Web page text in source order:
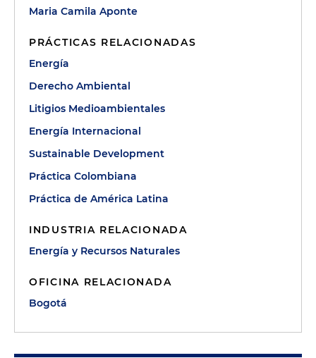
Maria Camila Aponte
PRÁCTICAS RELACIONADAS
Energía
Derecho Ambiental
Litigios Medioambientales
Energía Internacional
Sustainable Development
Práctica Colombiana
Práctica de América Latina
INDUSTRIA RELACIONADA
Energía y Recursos Naturales
OFICINA RELACIONADA
Bogotá